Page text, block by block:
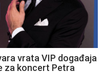
vrata VIP događaja
za koncert Petra